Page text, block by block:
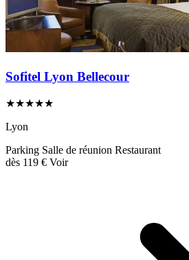
Sofitel Lyon Bellecour
★★★★★
Lyon
Parking Salle de réunion Restaurant
dès 119 € Voir